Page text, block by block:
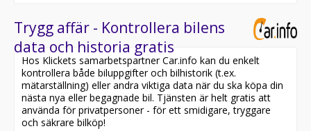
Trygg affär - Kontrollera bilens
data och historia gratis
Hos Klickets samarbetspartner Car.info kan du enkelt
kontrollera både biluppgifter och bilhistorik (t.ex.
mätarställning) eller andra viktiga data när du ska köpa din
nästa nya eller begagnade bil. Tjänsten är helt gratis att
använda för privatpersoner - för ett smidigare, tryggare
och säkrare bilköp!